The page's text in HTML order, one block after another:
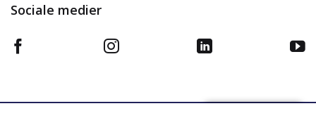
Sociale medier